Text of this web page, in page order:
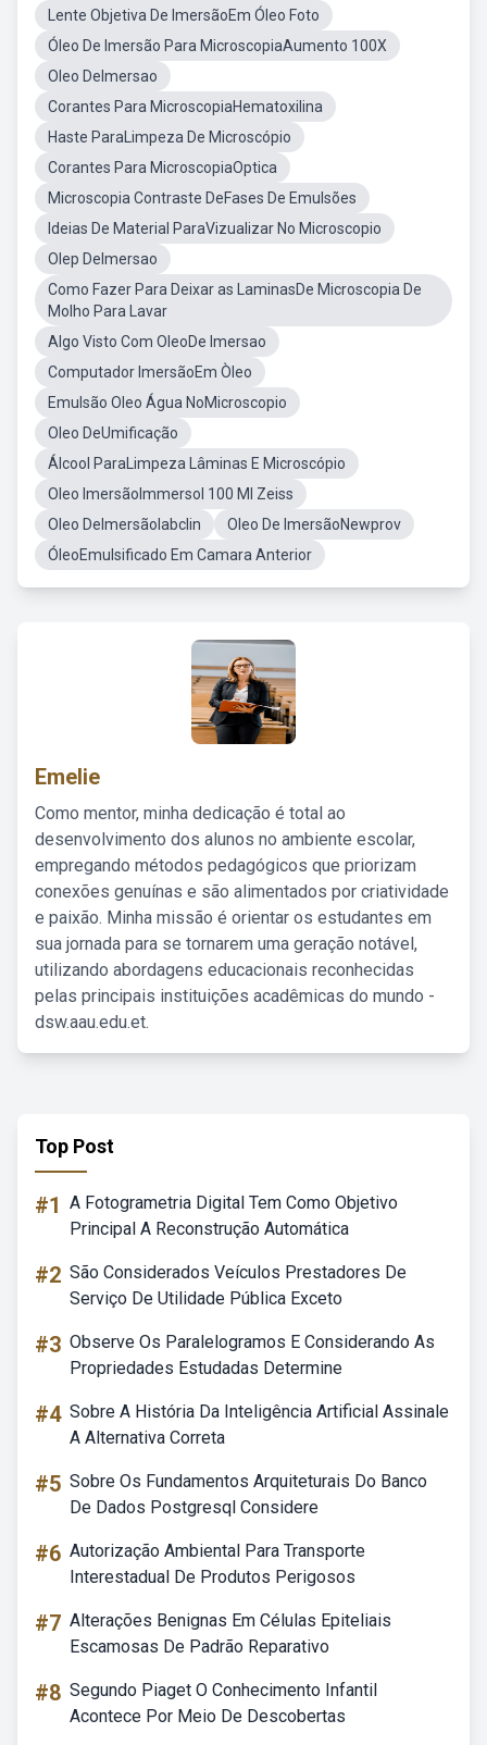
Lente Objetiva De ImersãoEm Óleo Foto
Óleo De Imersão Para MicroscopiaAumento 100X
Oleo DeImersao
Corantes Para MicroscopiaHematoxilina
Haste ParaLimpeza De Microscópio
Corantes Para MicroscopiaOptica
Microscopia Contraste DeFases De Emulsões
Ideias De Material ParaVizualizar No Microscopio
Olep DeImersao
Como Fazer Para Deixar as LaminasDe Microscopia De
Molho Para Lavar
Algo Visto Com OleoDe Imersao
Computador ImersãoEm Òleo
Emulsão Oleo Água NoMicroscopio
Oleo DeUmificação
Álcool ParaLimpeza Lâminas E Microscópio
Oleo ImersãoImmersol 100 Ml Zeiss
Oleo DeImersãolabclin
Oleo De ImersãoNewprov
ÓleoEmulsificado Em Camara Anterior
Emelie
Como mentor, minha dedicação é total ao
desenvolvimento dos alunos no ambiente escolar,
empregando métodos pedagógicos que priorizam
conexões genuínas e são alimentados por criatividade
e paixão. Minha missão é orientar os estudantes em
sua jornada para se tornarem uma geração notável,
utilizando abordagens educacionais reconhecidas
pelas principais instituições acadêmicas do mundo -
dsw.aau.edu.et.
Top Post
#1 A Fotogrametria Digital Tem Como Objetivo
Principal A Reconstrução Automática
#2 São Considerados Veículos Prestadores De
Serviço De Utilidade Pública Exceto
#3 Observe Os Paralelogramos E Considerando As
Propriedades Estudadas Determine
#4 Sobre A História Da Inteligência Artificial Assinale
A Alternativa Correta
#5 Sobre Os Fundamentos Arquiteturais Do Banco
De Dados Postgresql Considere
#6 Autorização Ambiental Para Transporte
Interestadual De Produtos Perigosos
#7 Alterações Benignas Em Células Epiteliais
Escamosas De Padrão Reparativo
#8 Segundo Piaget O Conhecimento Infantil
Acontece Por Meio De Descobertas